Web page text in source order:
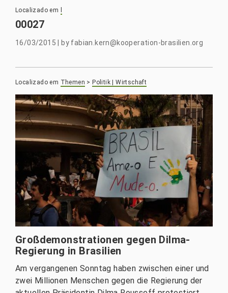
Localizado em
00027
16/03/2015 by fabian.kern@kooperation-brasilien.org
Localizado em Themen > Politik | Wirtschaft
Großdemonstrationen gegen Dilma-
Regierung in Brasilien
Am vergangenen Sonntag haben zwischen einer und
zwei Millionen Menschen gegen die Regierung der